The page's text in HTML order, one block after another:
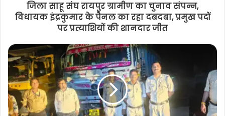
जिला साहू संघ रायपुर ग्रामीण का चुनाव संपन्न,
विधायक इंद्रकुमार के पैनल का रहा दबदबा, प्रमुख पदों
पर प्रत्याशियों की शानदार जीत